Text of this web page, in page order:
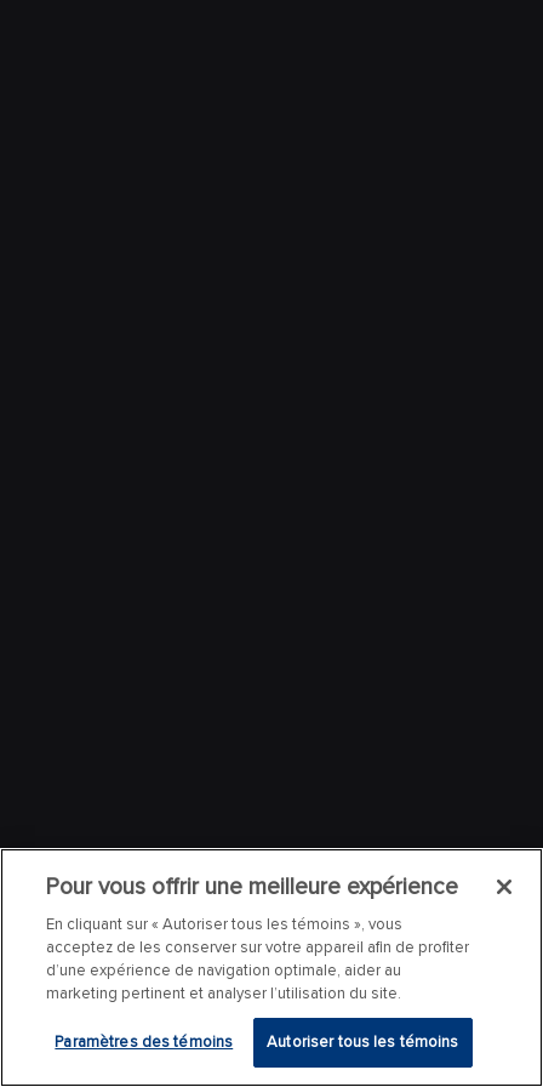
Pour vous offrir une meilleure expérience
En cliquant sur « Autoriser tous les témoins », vous
acceptez de les conserver sur votre appareil afin de profiter
d’une expérience de navigation optimale, aider au
marketing pertinent et analyser l’utilisation du site.
Paramètres des témoins Autoriser tous les témoins